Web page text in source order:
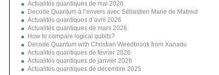
Actualités quantiques de mai 2026
Decode Quantum à l’envers avec Sébastien Marie de Matmut
Actualités quantiques d’avril 2026
Actualités quantiques de mars 2026
How to compare logical qubits?
Decode Quantum with Christian Weedbrook from Xanadu
Actualités quantiques de février 2026
Actualités quantiques de janvier 2026
Actualités quantiques de décembre 2025